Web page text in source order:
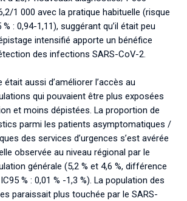
1 000 avec la pratique habituelle (risque
: 0,94-1,11), suggérant qu’il était peu
intensifié apporte un bénéfice
des infections SARS-CoV-2.
était aussi d’améliorer l’accès au
qui pouvaient être plus exposées
et moins dépistées. La proportion de
parmi les patients asymptomatiques /
des services d’urgences s’est avérée
observée au niveau régional par le
générale (5,2 % et 4,6 %, différence
% : 0,01 % -1,3 %). La population des
paraissait plus touchée par le SARS-